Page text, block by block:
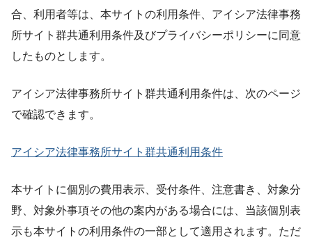
合、利用者等は、本サイトの利用条件、アイシア法律事務
所サイト群共通利用条件及びプライバシーポリシーに同意
したものとします。
アイシア法律事務所サイト群共通利用条件は、次のページ
で確認できます。
アイシア法律事務所サイト群共通利用条件
本サイトに個別の費用表示、受付条件、注意書き、対象分
野、対象外事項その他の案内がある場合には、当該個別表
示も本サイトの利用条件の一部として適用されます。ただ